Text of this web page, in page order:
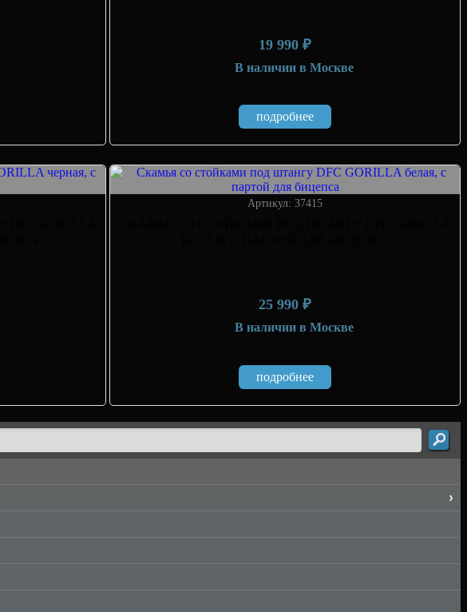
19 990 ₽
В наличиив Москве
подробнее
Артикул: 37415
25 990 ₽
В наличиив Москве
подробнее